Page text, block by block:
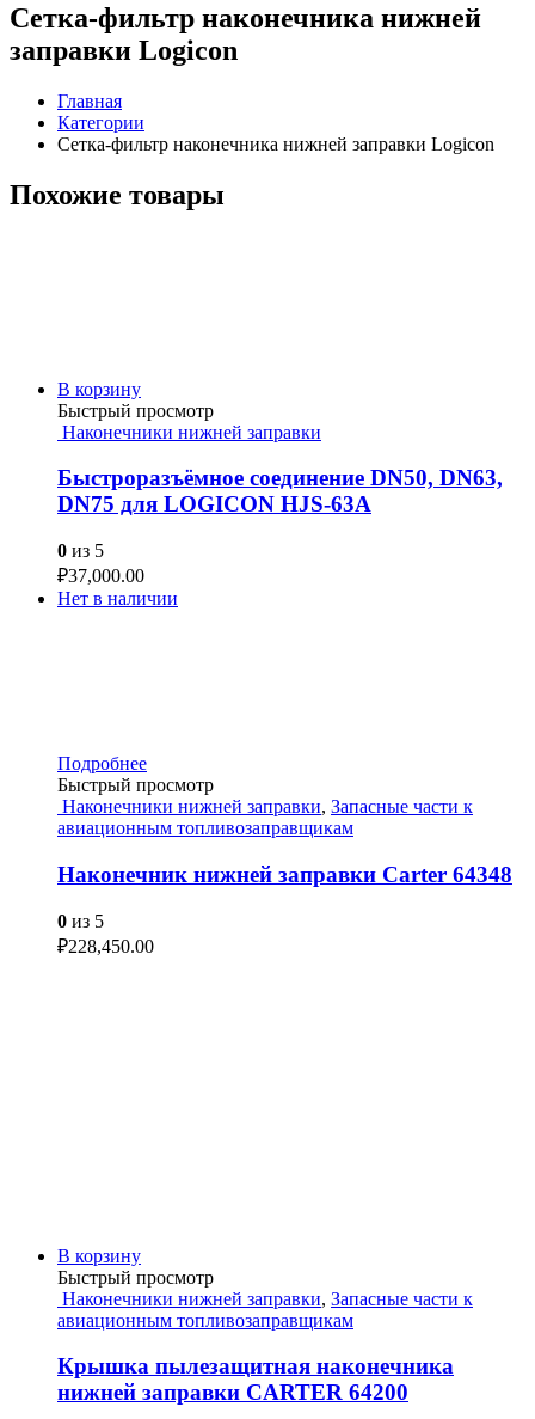
Сетка-фильтр наконечника нижней
заправки Logicon
Главная
Категории
Сетка-фильтр наконечника нижней заправки Logicon
Похожие товары
В корзину
Быстрый просмотр
Наконечники нижней заправки
Быстроразъёмное соединение DN50, DN63,
DN75 для LOGICON HJS-63A
0 из 5
₽37,000.00
Нет в наличии
Подробнее
Быстрый просмотр
Наконечники нижней заправки, Запасные части к
авиационным топливозаправщикам
Наконечник нижней заправки Carter 64348
0 из 5
₽228,450.00
В корзину
Быстрый просмотр
Наконечники нижней заправки, Запасные части к
авиационным топливозаправщикам
Крышка пылезащитная наконечника
нижней заправки CARTER 64200